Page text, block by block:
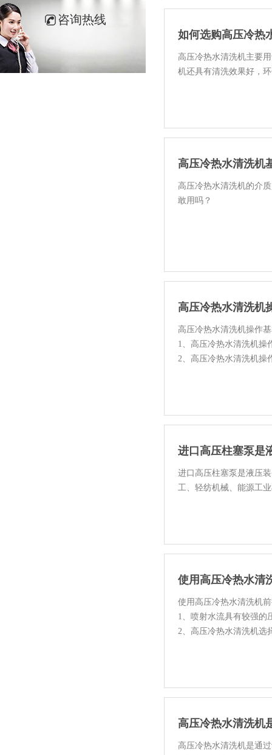
如何选购高压冷热
高压冷热水清洗机主要
机还具有清洗效果好，
高压冷热水清洗机
高压冷热水清洗机的介
敢用吗？
高压冷热水清洗机
高压冷热水清洗机操作
1、高压冷热水清洗机操
2、高压冷热水清洗机操
进口高压柱塞泵是
进口高压柱塞泵是液压
工、轻纺机械、能源工
使用高压冷热水清
使用高压冷热水清洗机
1、喷射水流具有较强的
2、高压冷热水清洗机选
高压冷热水清洗机
高压冷热水清洗机是通
咨询热线